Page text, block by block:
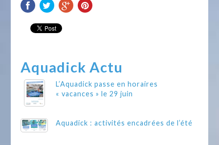
Aquadick Actu
L’Aquadick passe en horaires
« vacances » le 29 juin
Aquadick : activités encadrées de l’été